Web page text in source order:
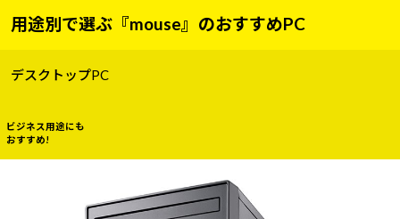
用途別で選ぶ『mouse』のおすすめPC
デスクトップPC
ビジネス用途にも
おすすめ!